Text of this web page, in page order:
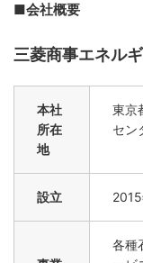
■会社概要
三菱商事エネル
本社
所在
地
東京
セン
設立
各種